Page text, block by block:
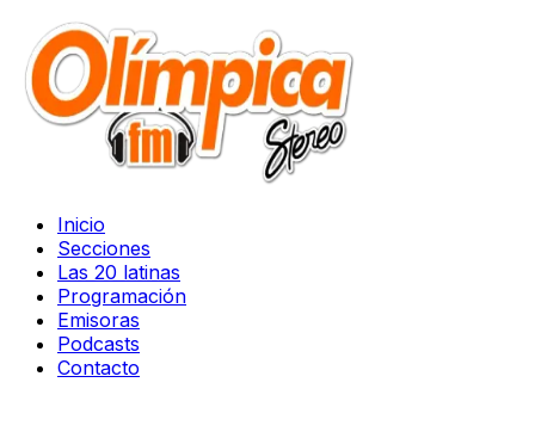
Inicio
Secciones
Las 20 latinas
Programación
Emisoras
Podcasts
Contacto